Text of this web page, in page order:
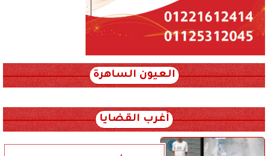
العيون الساهرة
أغرب القضايا